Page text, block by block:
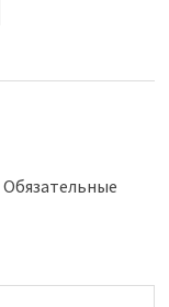
Обязательные